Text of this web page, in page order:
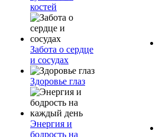
костей
Забота о сердце
и сосудах
Здоровье глаз
Энергия и
бодрость на